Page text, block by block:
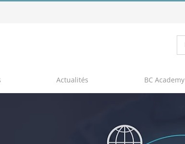
Actualités BC Academy